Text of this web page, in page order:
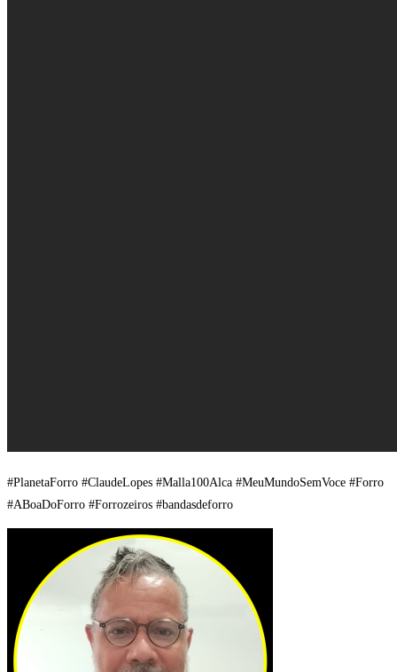
#PlanetaForro #ClaudeLopes #Malla100Alca #MeuMundoSemVoce #Forro
#ABoaDoForro #Forrozeiros #bandasdeforro